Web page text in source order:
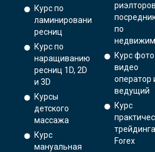
Курс по
ламинированию
ресниц
Курс по
наращиванию
ресниц 1D, 2D
и 3D
Курсы
детского
массажа
Курс
мануальная
по
Курс
видео
оператор
ведущий
Курс
Forex